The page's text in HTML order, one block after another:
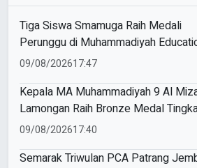
Tiga Siswa Smamuga Raih Medali
Perunggu di Muhammadiyah
Awards 2026
09/08/202617:47
Kepala MA Muhammadiyah 9 Al
Lamongan Raih Bronze Medal
Jawa Timur pada ME Awards 2026
09/08/202617:40
Semarak Triwulan PCA Patrang